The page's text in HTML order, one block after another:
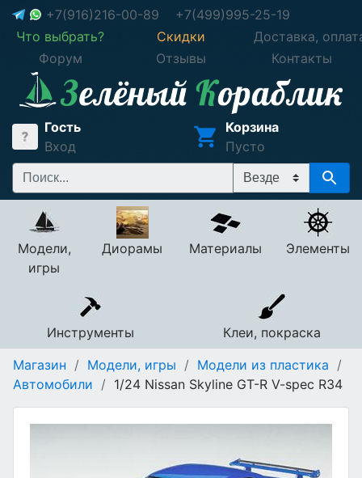
+7(916)216-00-89
+7(499)995-25-19
Что выбрать?
Скидки
Доставка,
Форум
Отзывы Контакты
Гость
Вход
Корзина
Пусто
Модели,
игры
Диорамы Материалы Элементы
Инструменты
Клеи, покраска
Магазин / Модели, игры / Модели из пластика /
Автомобили / 1/24 Nissan Skyline GT-R V-spec R34